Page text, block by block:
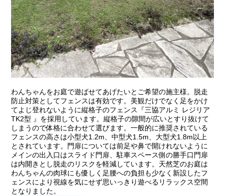
わんちゃんをお庭で遊ばせてあげたいとご希望の施主様。脱走
防止対策としてフェンスは有効です。美観だけでなく足をかけ
てよじ登れないように縦格子のフェンス『三協アルミ レジリア
TK2型 』を採用しています。縦格子の隙間が広いとすり抜けて
しまうので体格に合わせて選びます。一般的に推奨されている
フェンスの高さは小型犬1.2m、中型犬1.5m、大型犬1.8m以上
とされています。門扉については前足や鼻で開けれないように
メインの出入口はスライド門扉、駐車スペース側の勝手口門扉
は内開きとし脱走のリスクを軽減しています。天然芝のお庭は
わんちゃんの肉球にも優しく足腰への負担も少なく新設したフ
ェンスにより視線を気にせず思いっきり遊べるリラックス空間
となりました。